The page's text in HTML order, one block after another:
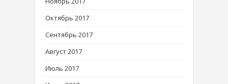
Октябрь 2017
Сентябрь 2017
Август 2017
Июль 2017